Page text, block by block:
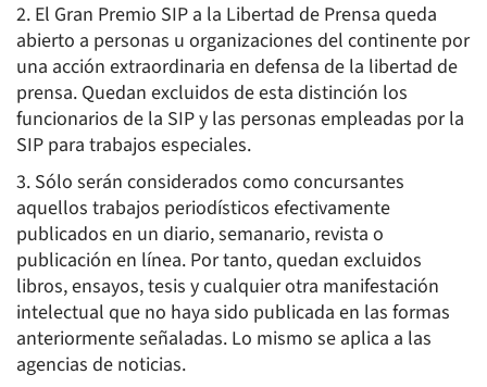
2. El Gran Premio SIP a la Libertad de Prensa queda
abierto a personas u organizaciones del continente por
una acción extraordinaria en defensa de la libertad de
prensa. Quedan excluidos de esta distinción los
funcionarios de la SIP y las personas empleadas por la
SIP para trabajos especiales.
3. Sólo serán considerados como concursantes
aquellos trabajos periodísticos efectivamente
publicados en un diario, semanario, revista o
publicación en línea. Por tanto, quedan excluidos
libros, ensayos, tesis y cualquier otra manifestación
intelectual que no haya sido publicada en las formas
anteriormente señaladas. Lo mismo se aplica a las
agencias de noticias.